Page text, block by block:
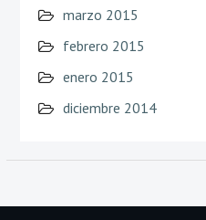
marzo 2015
febrero 2015
enero 2015
diciembre 2014